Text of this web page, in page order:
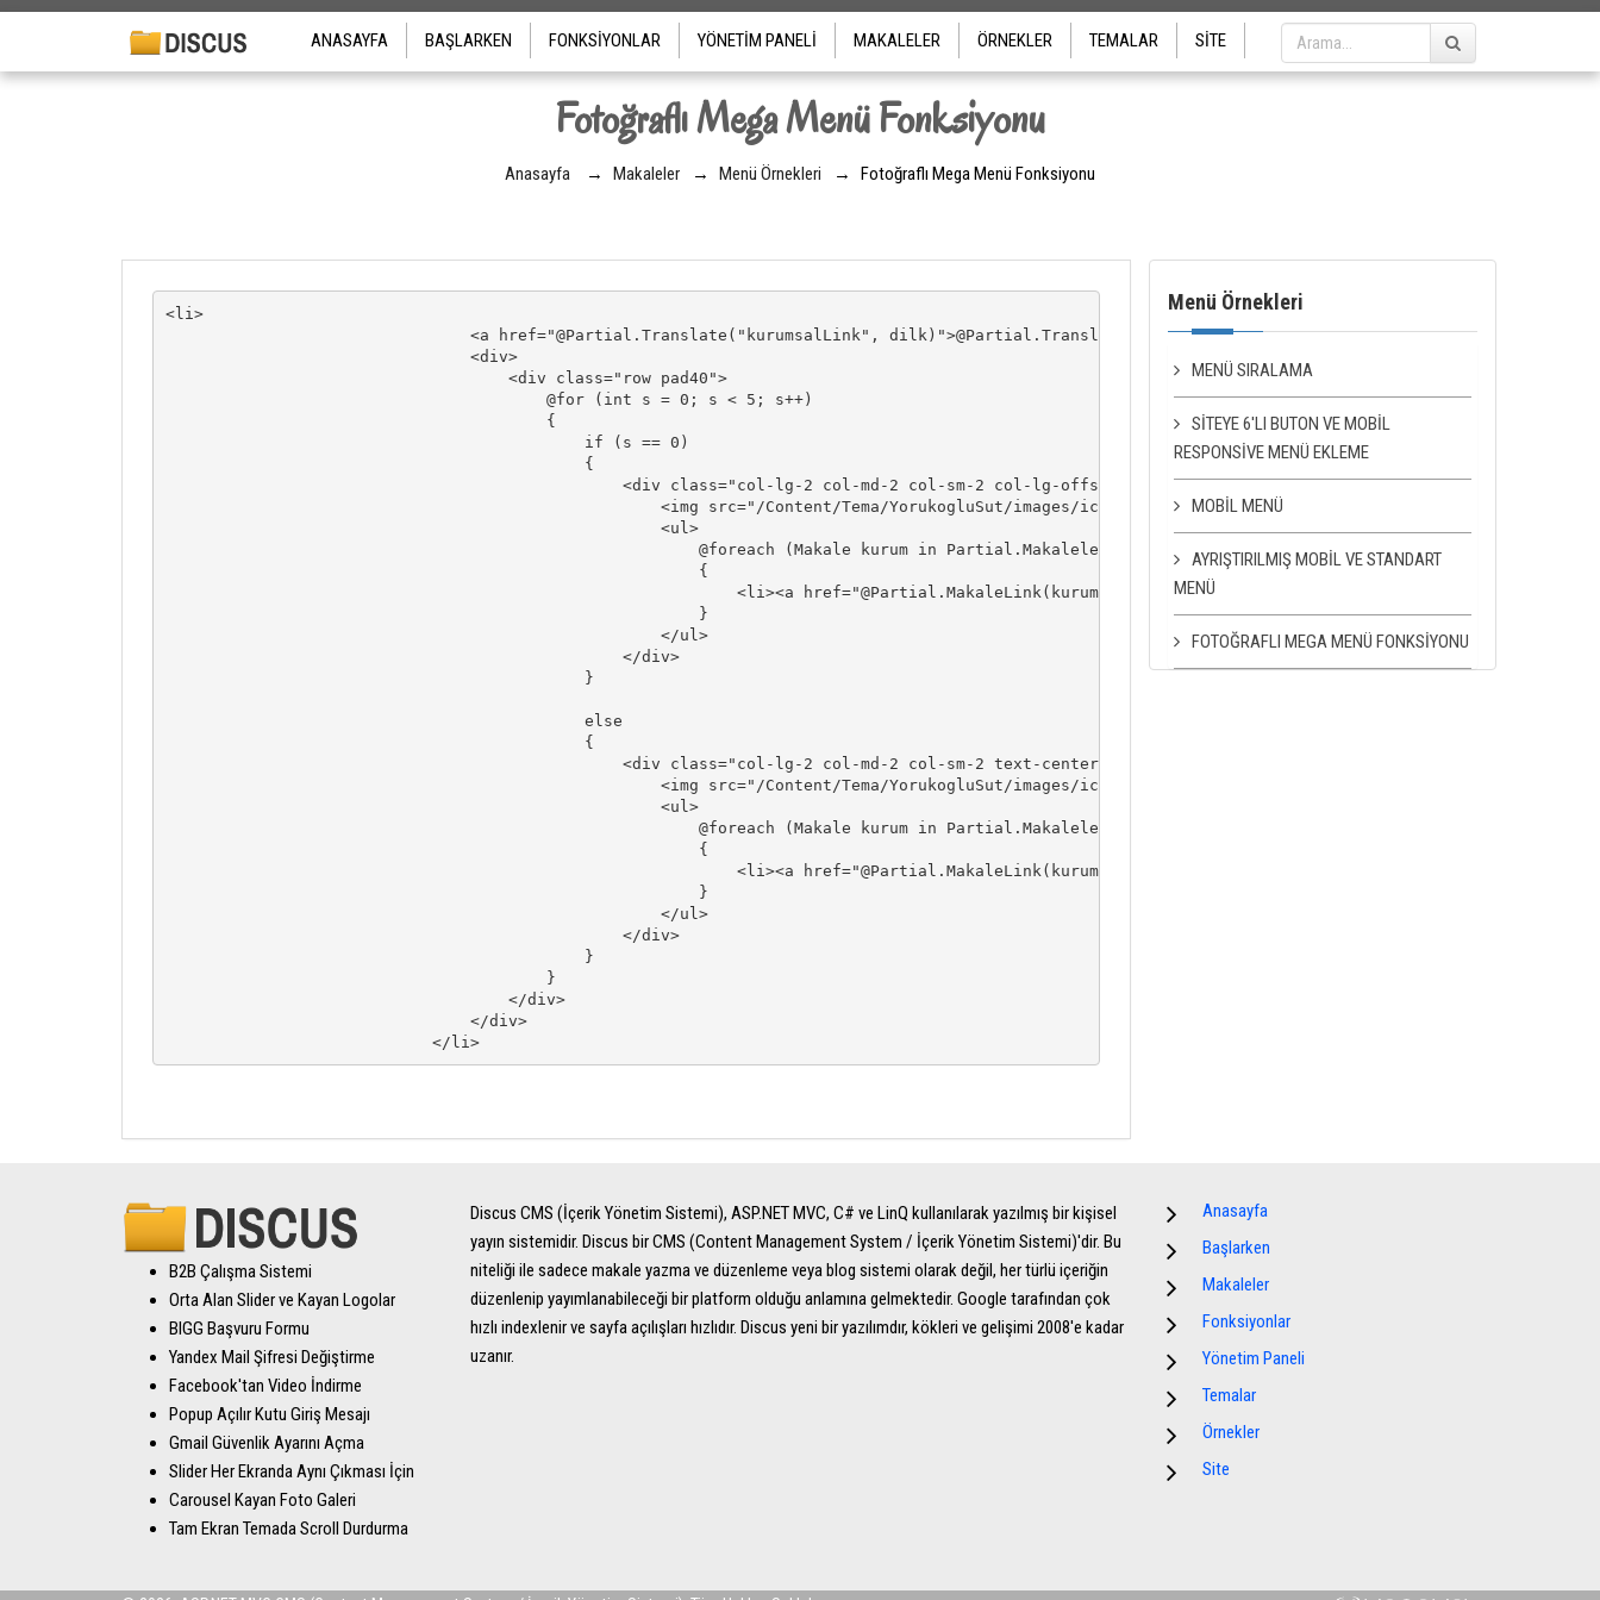
ANASAYFA BAŞLARKEN FONKSIYONLAR YÖNETIM PANELI MAKALELER ÖRNEKLER TEMALAR SITE
Fotoğraflı Mega Menü Fonksiyonu
Anasayfa → Makaleler → Menü Örnekleri → Fotoğraflı Mega Menü Fonksiyonu
<li>
                                <a href="@Partial.Translate("kurumsalLink", dilk)">@Partial.Translate("kurumsal", dilk)</a>
                                <div>
                                    <div class="row pad40">
                                        @for (int s = 0; s < 5; s++)
                                        {
                                            if (s == 0)
                                            {
<div class="col-lg-2 col-md-2 col-sm-2 col-lg-offset-1 col-md-offset-1 col-sm-offset-1 text-center
                                                    <img src="/Content/Tema/YorukogluSut/images/icon@(s+1).png" class="img-responsive mb20" />
                                                    <ul>
                                                        @foreach (Makale kurum in Partial.MakalelerSiraNo(1, 2 * s, 2, "sira", false, dilk))
                                                        {
<li><a href="@Partial.MakaleLink(kurum.MakaleID)">@kurum.MakaleBaslik.HtmlEncode()</a></
                                                        }
                                                    </ul>
                                                </div>
                                            }
                                            else
                                            {
                                                <div class="col-lg-2 col-md-2 col-sm-2 text-center blok">
                                                    <img src="/Content/Tema/YorukogluSut/images/icon@(s+1).png" class="img-responsive mb20" />
                                                    <ul>
                                                        @foreach (Makale kurum in Partial.MakalelerSiraNo(1, 2 * s, 2, "sira", false, dilk))
                                                        {
<li><a href="@Partial.MakaleLink(kurum.MakaleID)">@kurum.MakaleBaslik.HtmlEncode()</a></
                                                        }
                                                    </ul>
                                                </div>
                                            }
                                        }
                                    </div>
                                </div>
                            </li>
Menü Örnekleri
MENÜ SIRALAMA
SITEYE 6'LI BUTON VE MOBIL
RESPONSIVE MENÜ EKLEME
MOBIL MENÜ
AYRIŞTIRILMIŞ MOBIL VE STANDART
MENÜ
FOTOĞRAFLI MEGA MENÜ FONKSIYONU
B2B Çalışma Sistemi
Orta Alan Slider ve Kayan Logolar
BIGG Başvuru Formu
Yandex Mail Şifresi Değiştirme
Facebook'tan Video İndirme
Popup Açılır Kutu Giriş Mesajı
Gmail Güvenlik Ayarını Açma
Slider Her Ekranda Aynı Çıkması İçin
Carousel Kayan Foto Galeri
Tam Ekran Temada Scroll Durdurma
Discus CMS (İçerik Yönetim Sistemi), ASP.NET MVC, C# ve LinQ kullanılarak yazılmış bir kişisel
yayın sistemidir. Discus bir CMS (Content Management System / İçerik Yönetim Sistemi)'dir. Bu
niteliği ile sadece makale yazma ve düzenleme veya blog sistemi olarak değil, her türlü içeriğin
düzenlenip yayımlanabileceği bir platform olduğu anlamına gelmektedir. Google tarafından çok
hızlı indexlenir ve sayfa açılışları hızlıdır. Discus yeni bir yazılımdır, kökleri ve gelişimi 2008'e kadar
uzanır.
Anasayfa
Başlarken
Makaleler
Fonksiyonlar
Yönetim Paneli
Temalar
Örnekler
Site